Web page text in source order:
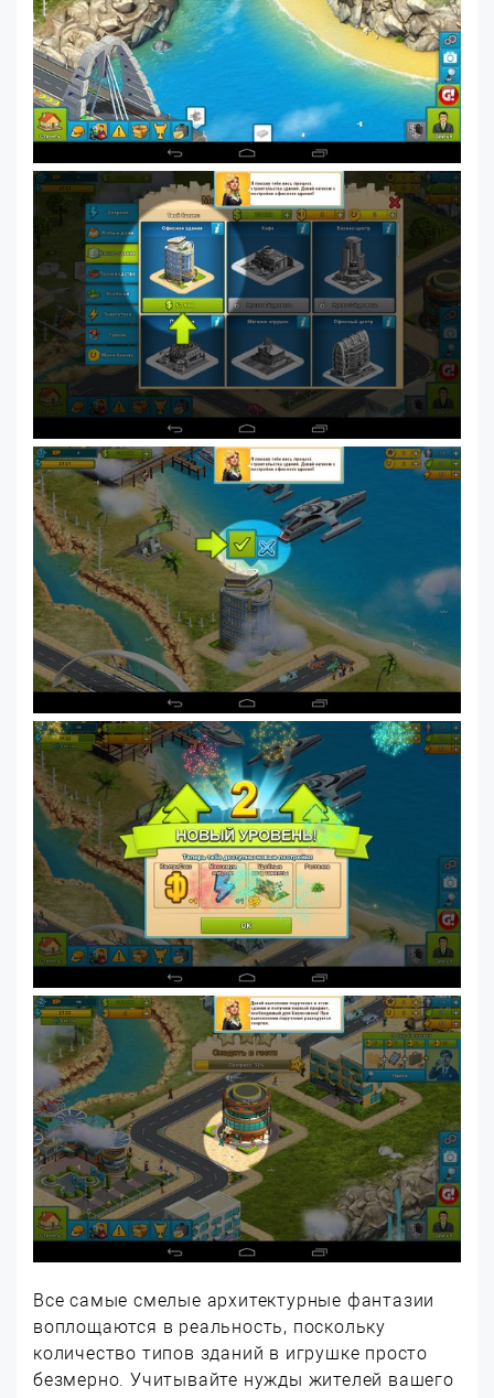
Все самые смелые архитектурные фантазии
воплощаются в реальность, поскольку
количество типов зданий в игрушке просто
безмерно. Учитывайте нужды жителей вашего